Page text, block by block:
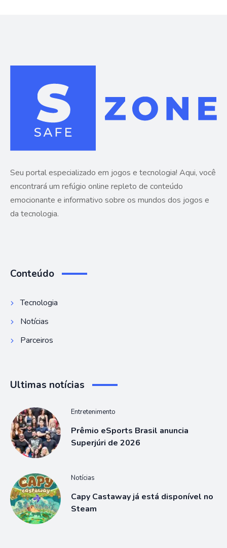
Seu portal especializado em jogos e tecnologia! Aqui, você
encontrará um refúgio online repleto de conteúdo
emocionante e informativo sobre os mundos dos jogos e
da tecnologia.
Conteúdo
Tecnologia
Notícias
Parceiros
Ultimas notícias
Entretenimento
Prêmio eSports Brasil anuncia
Superjúri de 2026
Notícias
Capy Castaway já está disponível no
Steam